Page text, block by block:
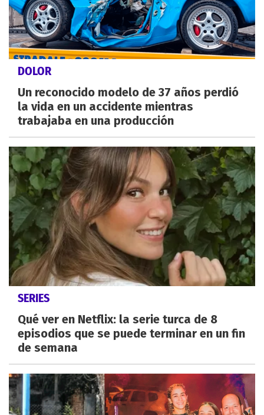
DOLOR
Un reconocido modelo de 37 años perdió
la vida en un accidente mientras
trabajaba en una producción
SERIES
Qué ver en Netflix: la serie turca de 8
episodios que se puede terminar en un fin
de semana